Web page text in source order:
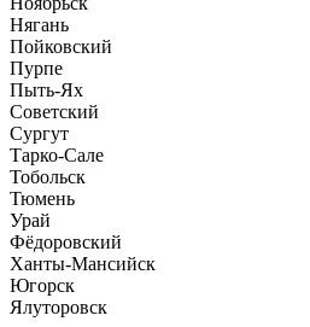
Нягань
Пойковский
Пурпе
Пыть-Ях
Советский
Сургут
Тарко-Сале
Тобольск
Тюмень
Урай
Фёдоровский
Ханты-Мансийск
Югорск
Ялуторовск